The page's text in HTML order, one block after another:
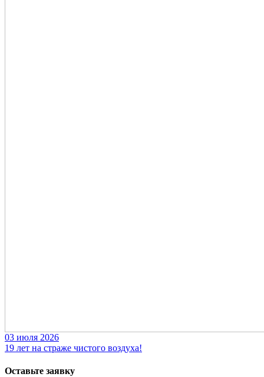
03 июля 2026
19 лет на страже чистого воздуха!
Оставьте заявку